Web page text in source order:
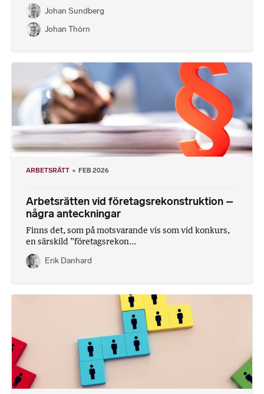
Johan Sundberg
Johan Thörn
ARBETSRÄTT FEB 2026
Arbetsrätten vid företagsrekonstruktion –
några anteckningar
Finns det, som på motsvarande vis som vid konkurs,
en särskild ”företagsrekon...
Erik Danhard